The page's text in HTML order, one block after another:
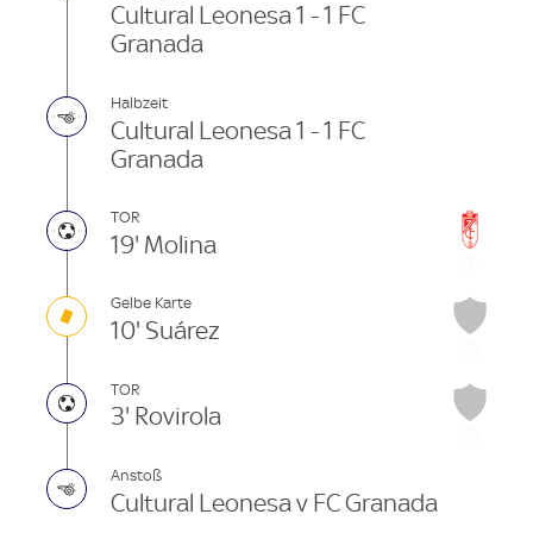
Cultural Leonesa 1 - 1 FC
Granada
Halbzeit
Cultural Leonesa 1 - 1 FC
Granada
TOR
19' Molina
Gelbe Karte
10' Suárez
TOR
3' Rovirola
Anstoß
Cultural Leonesa v FC Granada